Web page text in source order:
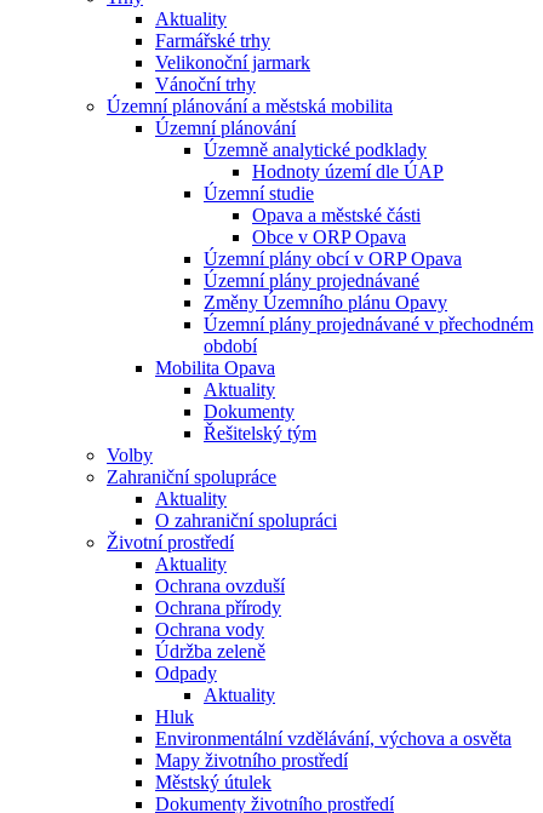
Aktuality
Farmářské trhy
Velikonoční jarmark
Vánoční trhy
Územní plánování a městská mobilita
Územní plánování
Územně analytické podklady
Hodnoty území dle ÚAP
Územní studie
Opava a městské části
Obce v ORP Opava
Územní plány obcí v ORP Opava
Územní plány projednávané
Změny Územního plánu Opavy
Územní plány projednávané v přechodném
období
Mobilita Opava
Aktuality
Dokumenty
Řešitelský tým
Volby
Zahraniční spolupráce
Aktuality
O zahraniční spolupráci
Životní prostředí
Aktuality
Ochrana ovzduší
Ochrana přírody
Ochrana vody
Údržba zeleně
Odpady
Aktuality
Hluk
Environmentální vzdělávání, výchova a osvěta
Mapy životního prostředí
Městský útulek
Dokumenty životního prostředí